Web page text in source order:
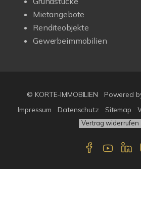
Mietangebote
Renditeobjekte
Gewerbeimmobilien
© KORTE-IMMOBILIEN
Powered
Impressum
Datenschutz Sitemap
Vertrag widerrufen